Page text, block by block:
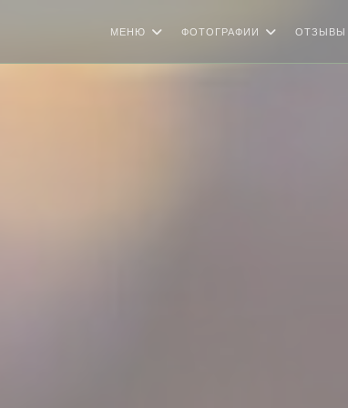
МЕНЮ ФОТОГРАФИИ ОТЗЫВЫ